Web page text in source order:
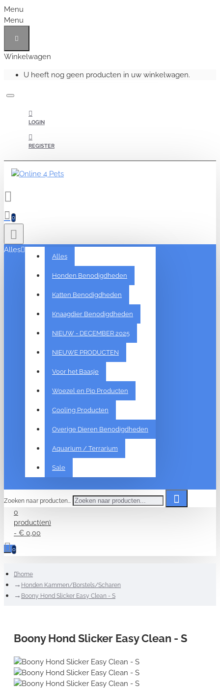
Menu
Menu
Winkelwagen
U heeft nog geen producten in uw winkelwagen.
LOGIN
REGISTER
0
Alles
Alles
Honden Benodigdheden
Katten Benodigdheden
Knaagdier Benodigdheden
NIEUW - DECEMBER 2025
NIEUWE PRODUCTEN
Voor het Baasje
Woezel en Pip Producten
Cooling Producten
Overige Dieren Benodigdheden
Aquarium / Terrarium
Sale
Zoeken naar producten...
0
product(en)
- € 0,00
0
home
Honden Kammen/Borstels/Scharen
Boony Hond Slicker Easy Clean - S
Boony Hond Slicker Easy Clean - S